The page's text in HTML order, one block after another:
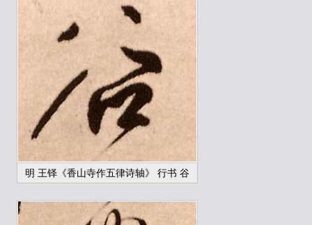
明 王铎《香山寺作五律诗轴》 行书 谷